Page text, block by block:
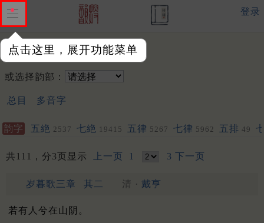
点击这里，展开功能菜单
登录
韵字：
或选择韵部：
总目 多音字
韵字 五絶 2537 七絶 19415 五律 5267 七律 5962 五排 49
共111，分3页显示 上一页 1 3 下一页
岁暮歌三章 其二 清 · 戴亨
若有人兮在山阴。